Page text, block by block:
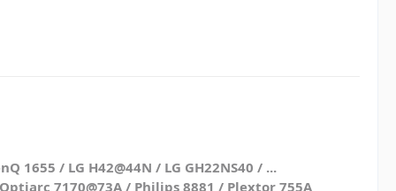
1655 / LG H42@44N / LG GH22NS40 / ...
Optiarc 7170@73A / Philips 8881 / Plextor 755A